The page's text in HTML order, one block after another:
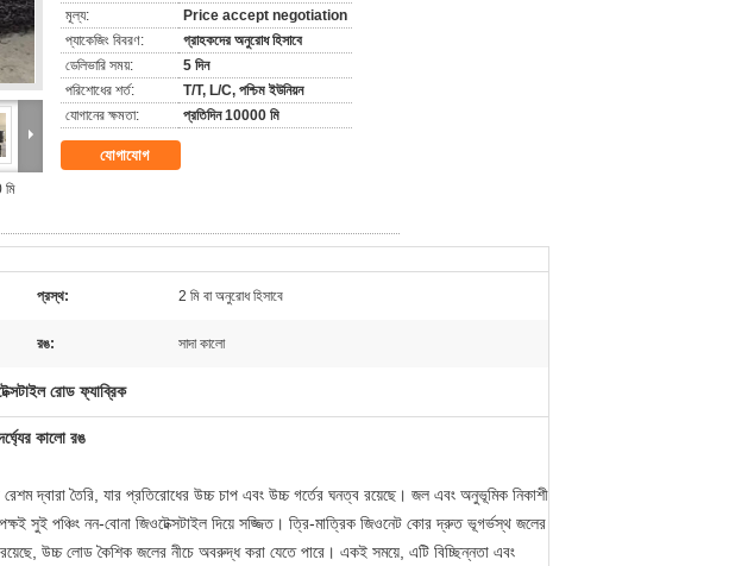
মি
মূল্য:
Price accept negotiation
প্যাকেজিং বিবরণ:
গ্রাহকদের অনুরোধ হিসাবে
ডেলিভারি সময়:
5 দিন
পরিশোধের শর্ত:
T/T, L/C, পশ্চিম ইউনিয়ন
যোগানের ক্ষমতা:
প্রতিদিন 10000 মি
যোগাযোগ
প্রস্থ: 2 মি বা অনুরোধ হিসাবে
রঙ: সাদা কালো
রোড ফ্যাব্রিক
কালো রঙ
দ্বারা তৈরি, যার প্রতিরোধের উচ্চ চাপ এবং উচ্চ গর্তের ঘনত্ব রয়েছে। জল এবং অনুভূমিক নিকাশী
সুই পঞ্চিং নন-বোনা জিওটেক্সটাইল দিয়ে সজ্জিত। ত্রি-মাত্রিক জিওনেট কোর দ্রুত ভূগর্ভস্থ জলের
উচ্চ লোড কৈশিক জলের নীচে অবরুদ্ধ করা যেতে পারে। একই সময়ে, এটি বিচ্ছিন্নতা এবং